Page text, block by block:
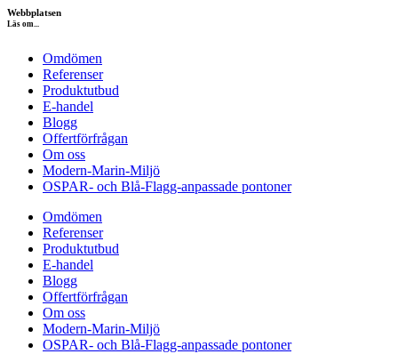
Webbplatsen
Läs om...
Omdömen
Referenser
Produktutbud
E-handel
Blogg
Offertförfrågan
Om oss
Modern-Marin-Miljö
OSPAR- och Blå-Flagg-anpassade pontoner
Omdömen
Referenser
Produktutbud
E-handel
Blogg
Offertförfrågan
Om oss
Modern-Marin-Miljö
OSPAR- och Blå-Flagg-anpassade pontoner